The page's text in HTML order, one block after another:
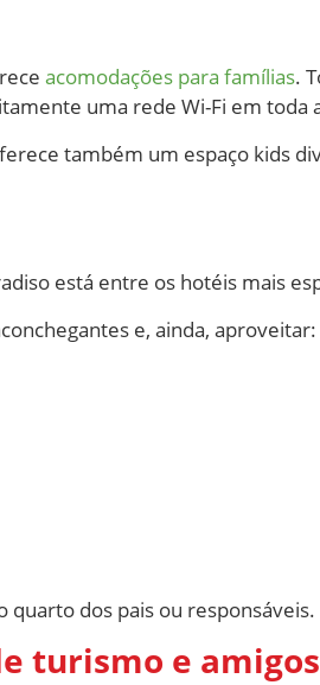
acomodações para famílias.
uma rede Wi-Fi em toda
também um espaço kids
está entre os hotéis mais
e, ainda, aproveitar:
dos pais ou responsáveis.
turismo e amigos